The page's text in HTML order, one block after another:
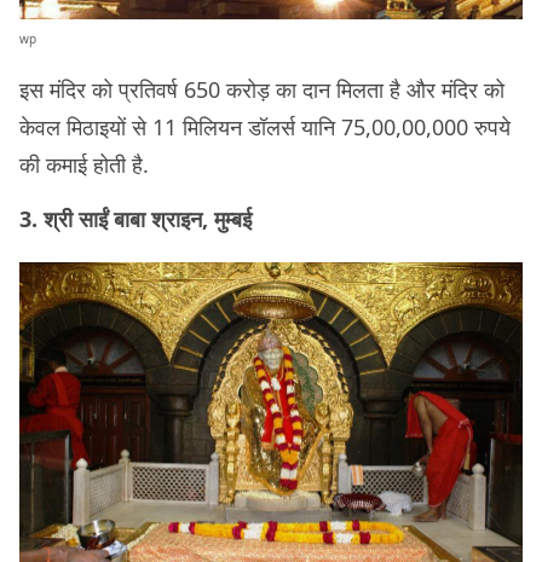
wp
इस मंदिर को प्रतिवर्ष 650 करोड़ का दान मिलता है और मंदिर को
केवल मिठाइयों से 11 मिलियन डॉलर्स यानि 75,00,00,000 रुपये
की कमाई होती है.
3. श्री साईं बाबा श्राइन, मुम्बई